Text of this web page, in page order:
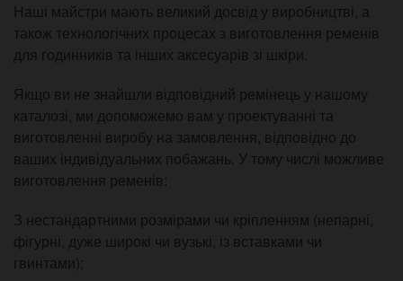
Наші майстри мають великий досвід у виробництві, а
також технологічних процесах з виготовлення ременів
для годинників та інших аксесуарів зі шкіри.
Якщо ви не знайшли відповідний ремінець у нашому
каталозі, ми допоможемо вам у проектуванні та
виготовленні виробу на замовлення, відповідно до
ваших індивідуальних побажань. У тому числі можливе
виготовлення ременів:
З нестандартними розмірами чи кріпленням (непарні,
фігурні, дуже широкі чи вузькі, із вставками чи
гвинтами);